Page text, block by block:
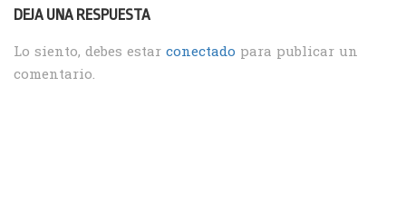
DEJA UNA RESPUESTA
Lo siento, debes estar conectado para publicar un
comentario.